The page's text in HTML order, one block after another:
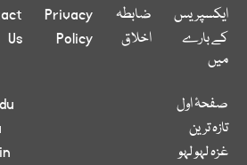
ایکسپریس
کے بارے
میں
ضابطہ
اخلاق
Privacy
Policy
Us
صفحۂ اول
تازہ ترین
غزہ لہو لہو